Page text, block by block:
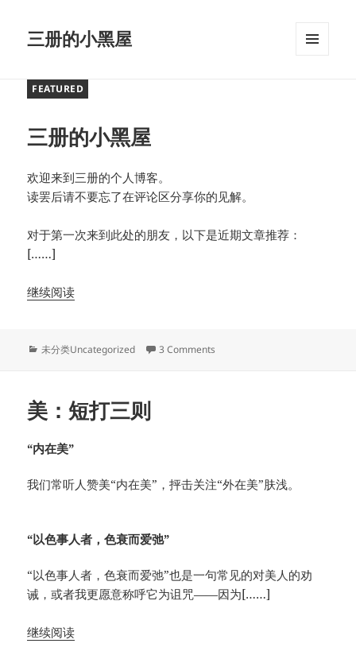
三册的小黑屋
三册的小黑屋
欢迎来到三册的个人博客。
读罢后请不要忘了在评论区分享你的见解。
对于第一次来到此处的朋友，以下是近期文章推荐：
[……]
继续阅读
FEATURED
Categories
未分类Uncategorized 3 Comments
美：短打三则
“内在美”
我们常听人赞美“内在美”，抨击关注“外在美”肤浅。
“以色事人者，色衰而爱弛”
“以色事人者，色衰而爱弛”也是一句常见的对美人的劝
诫，或者我更愿意称呼它为诅咒——因为[……]
继续阅读